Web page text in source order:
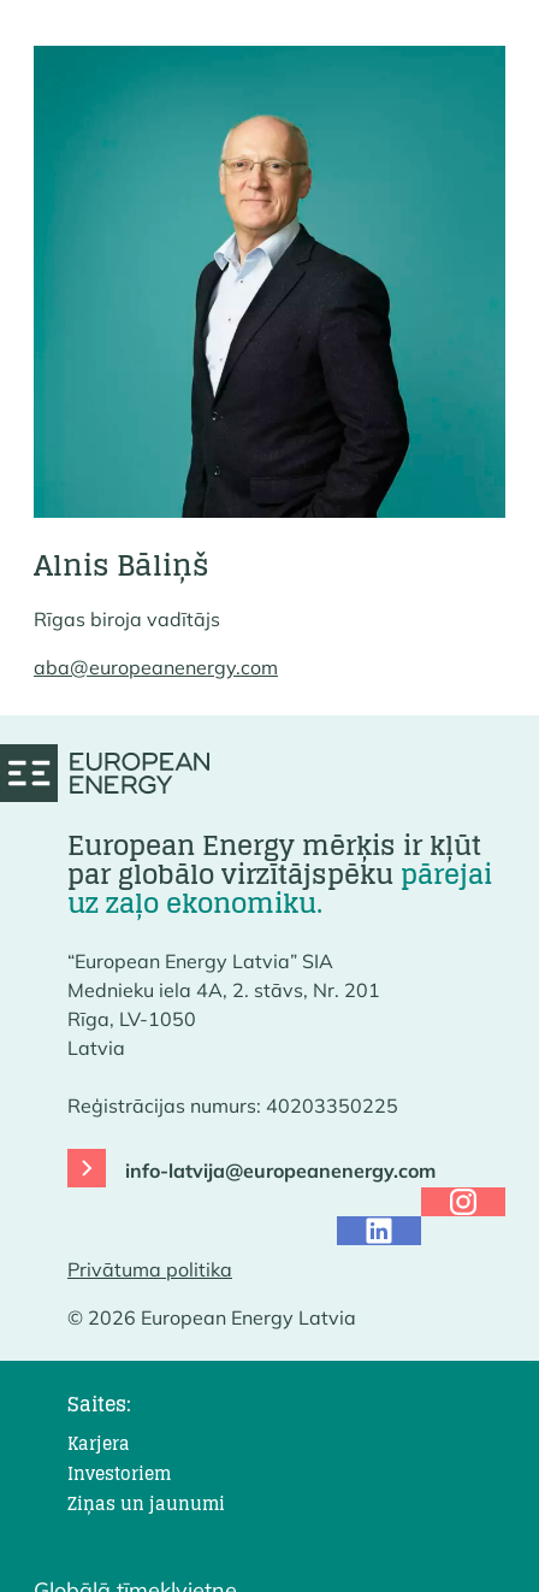
Alnis Bāliņš
Rīgas biroja vadītājs
aba@europeanenergy.com
European Energy mērķis ir kļūt
par globālo virzītājspēkupārejai
uz zaļo ekonomiku.
“European Energy Latvia” SIA
Mednieku iela 4A, 2. stāvs, Nr. 201
Rīga, LV-1050
Latvia
Reģistrācijas numurs: 40203350225
info-latvija@europeanenergy.com
© 2026 European Energy Latvia
Privātuma politika
Saites:
Karjera
Investoriem
Ziņas un jaunumi